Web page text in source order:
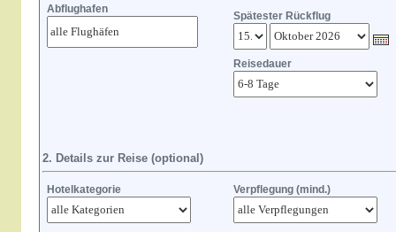
Abflughafen
Spätester Rückflug
Reisedauer
2. Details zur Reise (optional)
Hotelkategorie Verpflegung (mind.)